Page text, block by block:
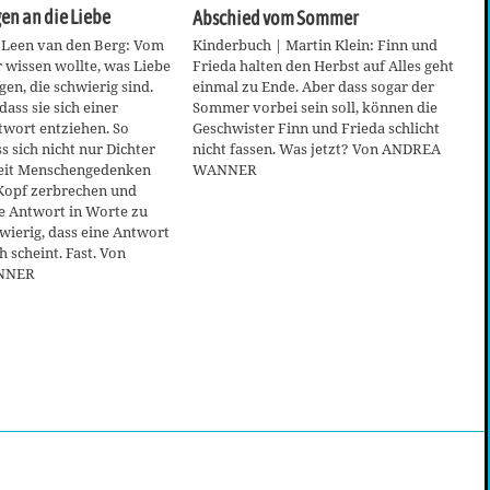
an die Liebe
van den Berg: Vom
wissen wollte, was Liebe
die schwierig sind.
sie sich einer
entziehen. So
sich nicht nur Dichter
Menschengedenken
zerbrechen und
Antwort in Worte zu
dass eine Antwort
scheint. Fast. Von
Abschied vom Sommer
Kinderbuch | Martin Klein: Finn und
Frieda halten den Herbst auf Alles geht
einmal zu Ende. Aber dass sogar der
Sommer vorbei sein soll, können die
Geschwister Finn und Frieda schlicht
nicht fassen. Was jetzt? Von ANDREA
WANNER